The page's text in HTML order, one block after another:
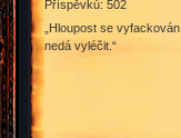
Příspěvků: 502
„Hloupost se
nedá vyléčit.“